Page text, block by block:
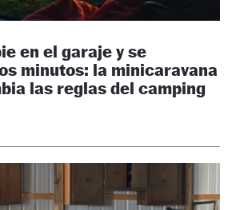
en el garaje y se
minutos: la minicaravana
las reglas del camping